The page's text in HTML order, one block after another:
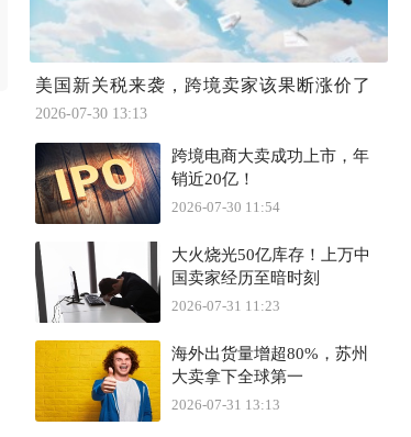
美国新关税来袭，跨境卖家该果断涨价了
2026-07-30 13:13
跨境电商大卖成功上市，年
销近20亿！
2026-07-30 11:54
大火烧光50亿库存！上万中
国卖家经历至暗时刻
2026-07-31 11:23
海外出货量增超80%，苏州
大卖拿下全球第一
2026-07-31 13:13